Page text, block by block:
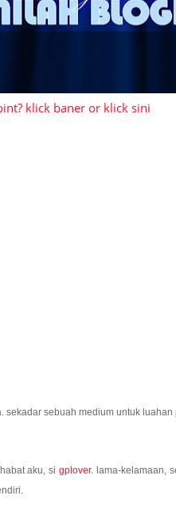
klick baner or klick sini
sebuah medium untuk
aku, sigplover. lama-kelamaan,